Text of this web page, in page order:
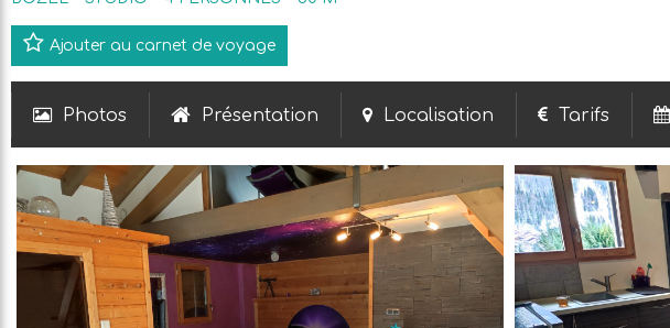
Ajouter au carnet de voyage
Photos Présentation Localisation Tarifs